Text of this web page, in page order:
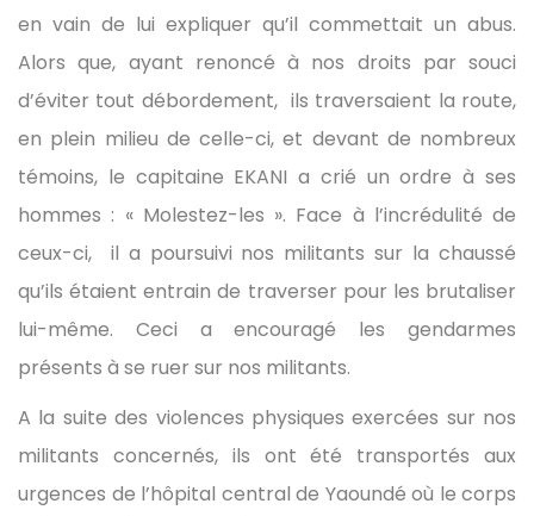
en vain de lui expliquer qu’il commettait un abus.
Alors que, ayant renoncé à nos droits par souci
d’éviter tout débordement, ils traversaient la route,
en plein milieu de celle-ci, et devant de nombreux
témoins, le capitaine EKANI a crié un ordre à ses
hommes : « Molestez-les ». Face à l’incrédulité de
ceux-ci, il a poursuivi nos militants sur la chaussé
qu’ils étaient entrain de traverser pour les brutaliser
lui-même. Ceci a encouragé les gendarmes
présents à se ruer sur nos militants.
A la suite des violences physiques exercées sur nos
militants concernés, ils ont été transportés aux
urgences de l’hôpital central de Yaoundé où le corps